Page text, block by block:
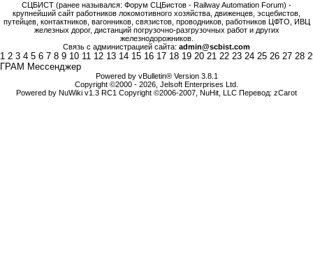
СЦБИСТ (ранее назывался: Форум СЦБистов - Railway Automation Forum) -
крупнейший сайт работников локомотивного хозяйства, движенцев, эсцебистов,
путейцев, контактников, вагонников, связистов, проводников, работников ЦФТО, ИВЦ
железных дорог, дистанций погрузочно-разгрузочных работ и других
железнодорожников.
Связь с администрацией сайта: admin@scbist.com
1 2 3 4 5 6 7 8 9 10 11 12 13 14 15 16 17 18 19 20 21 22 23 24 25 26 27 28
ГРАМ Мессенджер
Powered by vBulletin® Version 3.8.1
Copyright ©2000 - 2026, Jelsoft Enterprises Ltd.
Powered by NuWiki v1.3 RC1 Copyright ©2006-2007, NuHit, LLC Перевод: zCarot